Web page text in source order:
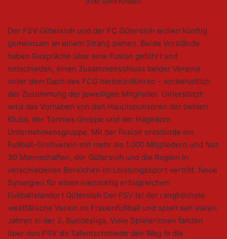
(Foto: Boris Kessler)
Der FSV Gütersloh und der FC Gütersloh wollen künftig
gemeinsam an einem Strang ziehen. Beide Vorstände
haben Gespräche über eine Fusion geführt und
entschieden, einen Zusammenschluss beider Vereine
unter dem Dach des FCG herbeizuführen – vorbehaltlich
der Zustimmung der jeweiligen Mitglieder. Unterstützt
wird das Vorhaben von den Hauptsponsoren der beiden
Klubs, der Tönnies Gruppe und der Hagedorn
Unternehmensgruppe. Mit der Fusion entstünde ein
Fußball-Großverein mit mehr als 1.000 Mitgliedern und fast
30 Mannschaften, der Gütersloh und die Region in
verschiedenen Bereichen im Leistungssport vertritt. Neue
Synergien für einen nachhaltig erfolgreichen
Fußballstandort Gütersloh Der FSV ist der ranghöchste
westfälische Verein im Frauenfußball und spielt seit vielen
Jahren in der 2. Bundesliga. Viele Spielerinnen fanden
über den FSV als Talentschmiede den Weg in die